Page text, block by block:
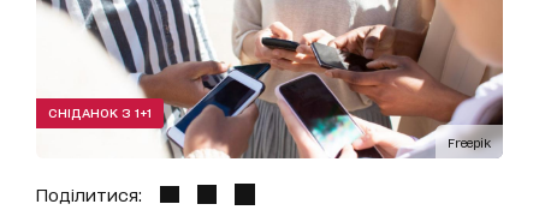
Freepik
СНІДАНОК З 1+1
Поділитися: